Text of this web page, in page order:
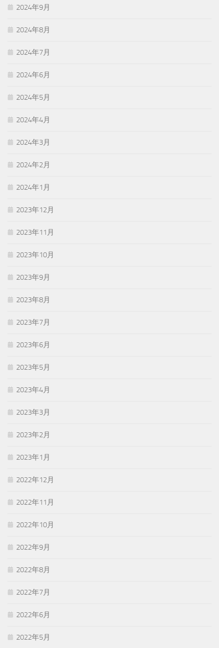
2024年9月
2024年8月
2024年7月
2024年6月
2024年5月
2024年4月
2024年3月
2024年2月
2024年1月
2023年12月
2023年11月
2023年10月
2023年9月
2023年8月
2023年7月
2023年6月
2023年5月
2023年4月
2023年3月
2023年2月
2023年1月
2022年12月
2022年11月
2022年10月
2022年9月
2022年8月
2022年7月
2022年6月
2022年5月